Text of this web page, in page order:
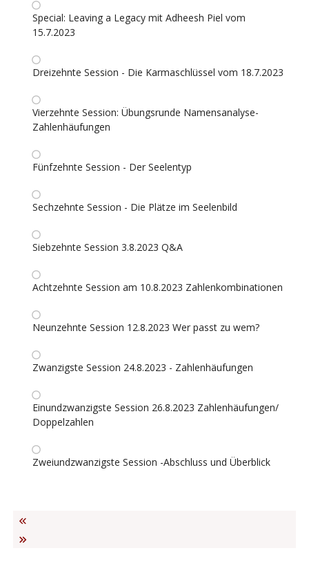
Special: Leaving a Legacy mit Adheesh Piel vom
15.7.2023
Dreizehnte Session - Die Karmaschlüssel vom 18.7.2023
Vierzehnte Session: Übungsrunde Namensanalyse-
Zahlenhäufungen
Fünfzehnte Session - Der Seelentyp
Sechzehnte Session - Die Plätze im Seelenbild
Siebzehnte Session 3.8.2023 Q&A
Achtzehnte Session am 10.8.2023 Zahlenkombinationen
Neunzehnte Session 12.8.2023 Wer passt zu wem?
Zwanzigste Session 24.8.2023 - Zahlenhäufungen
Einundzwanzigste Session 26.8.2023 Zahlenhäufungen/
Doppelzahlen
Zweiundzwanzigste Session -Abschluss und Überblick